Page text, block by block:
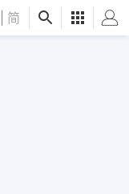
简